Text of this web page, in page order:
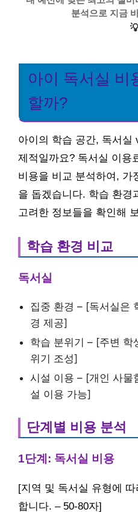
분석으로 지금
아이 독서실 비
할까?
아이의 학습 공간, 독서실
제적일까요? 독서실 이용
비용을 비교 분석하여, 가
을 돕겠습니다. 학습 환경
고려한 정보들을 확인해
학습 환경 비교
독서실
집중 환경 – [독서실은
경 제공]
학습 분위기 – [주변 학
위기 조성]
시설 이용 – [개인 사물
설 이용 가능]
단계별 비용 분석
1단계: 독서실 비용
[지역 및 독서실 유형에
합니다. – 50-80자]